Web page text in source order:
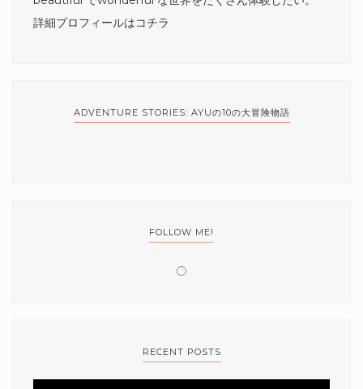
詳細プロフィールはコチラ
ADVENTURE STORIES: AYUの10の大冒険物語
FOLLOW ME!
RECENT POSTS